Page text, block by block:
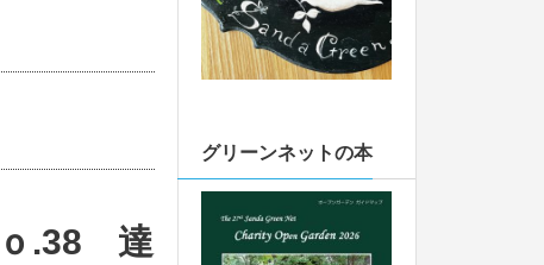
.38 達
グリーンネットの本